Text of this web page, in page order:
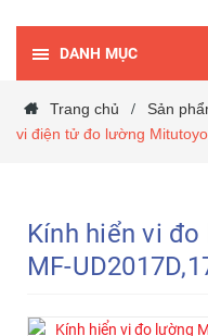
DANH MỤC
Trang chủ / Sản
vi điện tử đo lường Mitutoyo
Kính hiển vi
MF-